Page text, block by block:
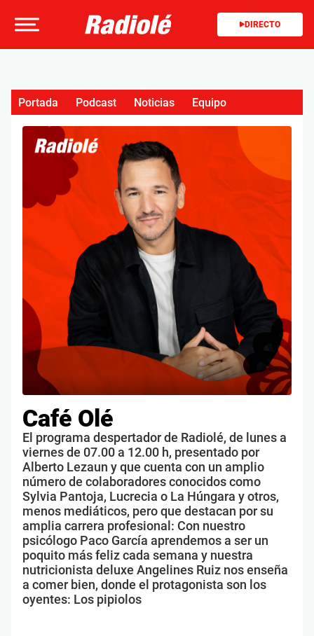
DIRECTO
Café Olé
El programa despertador de Radiolé, de lunes a
viernes de 07.00 a 12.00 h, presentado por
Alberto Lezaun y que cuenta con un amplio
número de colaboradores conocidos como
Sylvia Pantoja, Lucrecia o La Húngara y otros,
menos mediáticos, pero que destacan por su
amplia carrera profesional: Con nuestro
psicólogo Paco García aprendemos a ser un
poquito más feliz cada semana y nuestra
nutricionista deluxe Angelines Ruiz nos enseña
a comer bien, donde el protagonista son los
oyentes: Los pipiolos
Portada Podcast Noticias Equipo